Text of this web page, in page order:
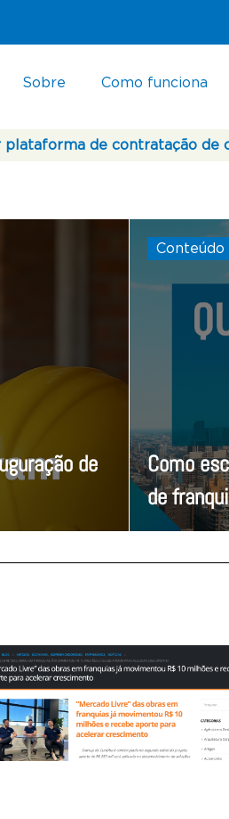
Sobre Como funciona
plataforma de contratação de
de
Conteúdo
Como
de